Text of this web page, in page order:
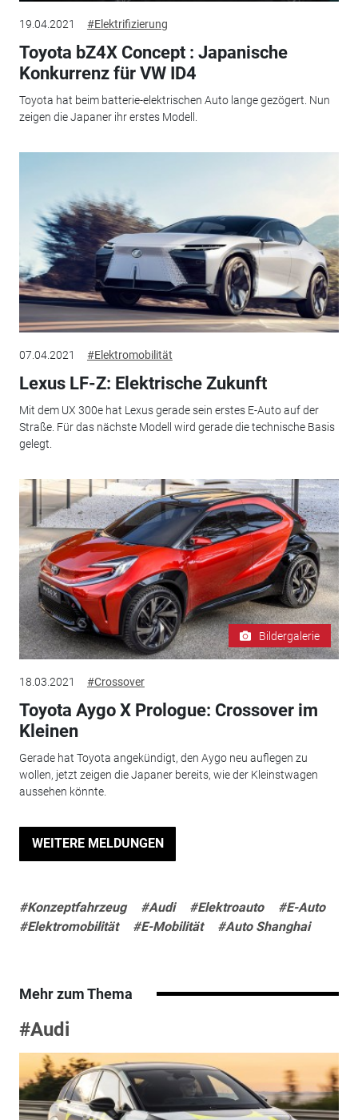
19.04.2021 #Elektrifizierung
Toyota bZ4X Concept : Japanische
Konkurrenz für VW ID4
Toyota hat beim batterie-elektrischen Auto lange gezögert. Nun
zeigen die Japaner ihr erstes Modell.
07.04.2021 #Elektromobilität
Lexus LF-Z: Elektrische Zukunft
Mit dem UX 300e hat Lexus gerade sein erstes E-Auto auf der
Straße. Für das nächste Modell wird gerade die technische Basis
gelegt.
Bildergalerie
18.03.2021 #Crossover
Toyota Aygo X Prologue: Crossover im
Kleinen
Gerade hat Toyota angekündigt, den Aygo neu auflegen zu
wollen, jetzt zeigen die Japaner bereits, wie der Kleinstwagen
aussehen könnte.
WEITERE MELDUNGEN
#Konzeptfahrzeug #Audi #Elektroauto
#E-Auto
#Elektromobilität
#E-Mobilität #Auto Shanghai
Mehr zum Thema
#Audi